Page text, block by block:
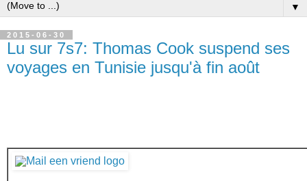
▼
2015-06-30
Lu sur 7s7: Thomas Cook suspend ses
voyages en Tunisie jusqu'à fin août